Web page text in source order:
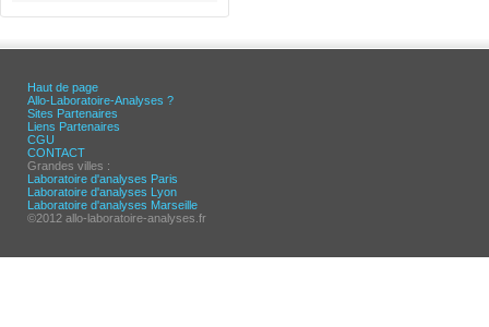
Haut de page
Allo-Laboratoire-Analyses ?
Sites Partenaires
Liens Partenaires
CGU
CONTACT
Grandes villes :
Laboratoire d'analyses Paris
Laboratoire d'analyses Lyon
Laboratoire d'analyses Marseille
©2012 allo-laboratoire-analyses.fr